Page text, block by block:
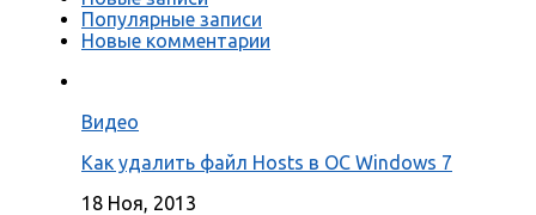
Популярные записи
Новые комментарии
Видео
Как удалить файл Hosts в ОС Windows 7
18 Ноя, 2013